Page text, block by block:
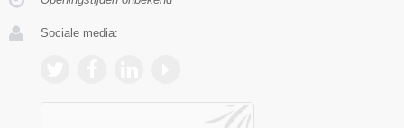
Sociale media: